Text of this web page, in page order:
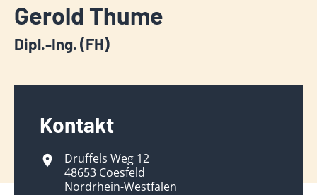
Gerold Thume
Dipl.-Ing. (FH)
Kontakt
Druffels Weg 12
48653 Coesfeld
Nordrhein-Westfalen